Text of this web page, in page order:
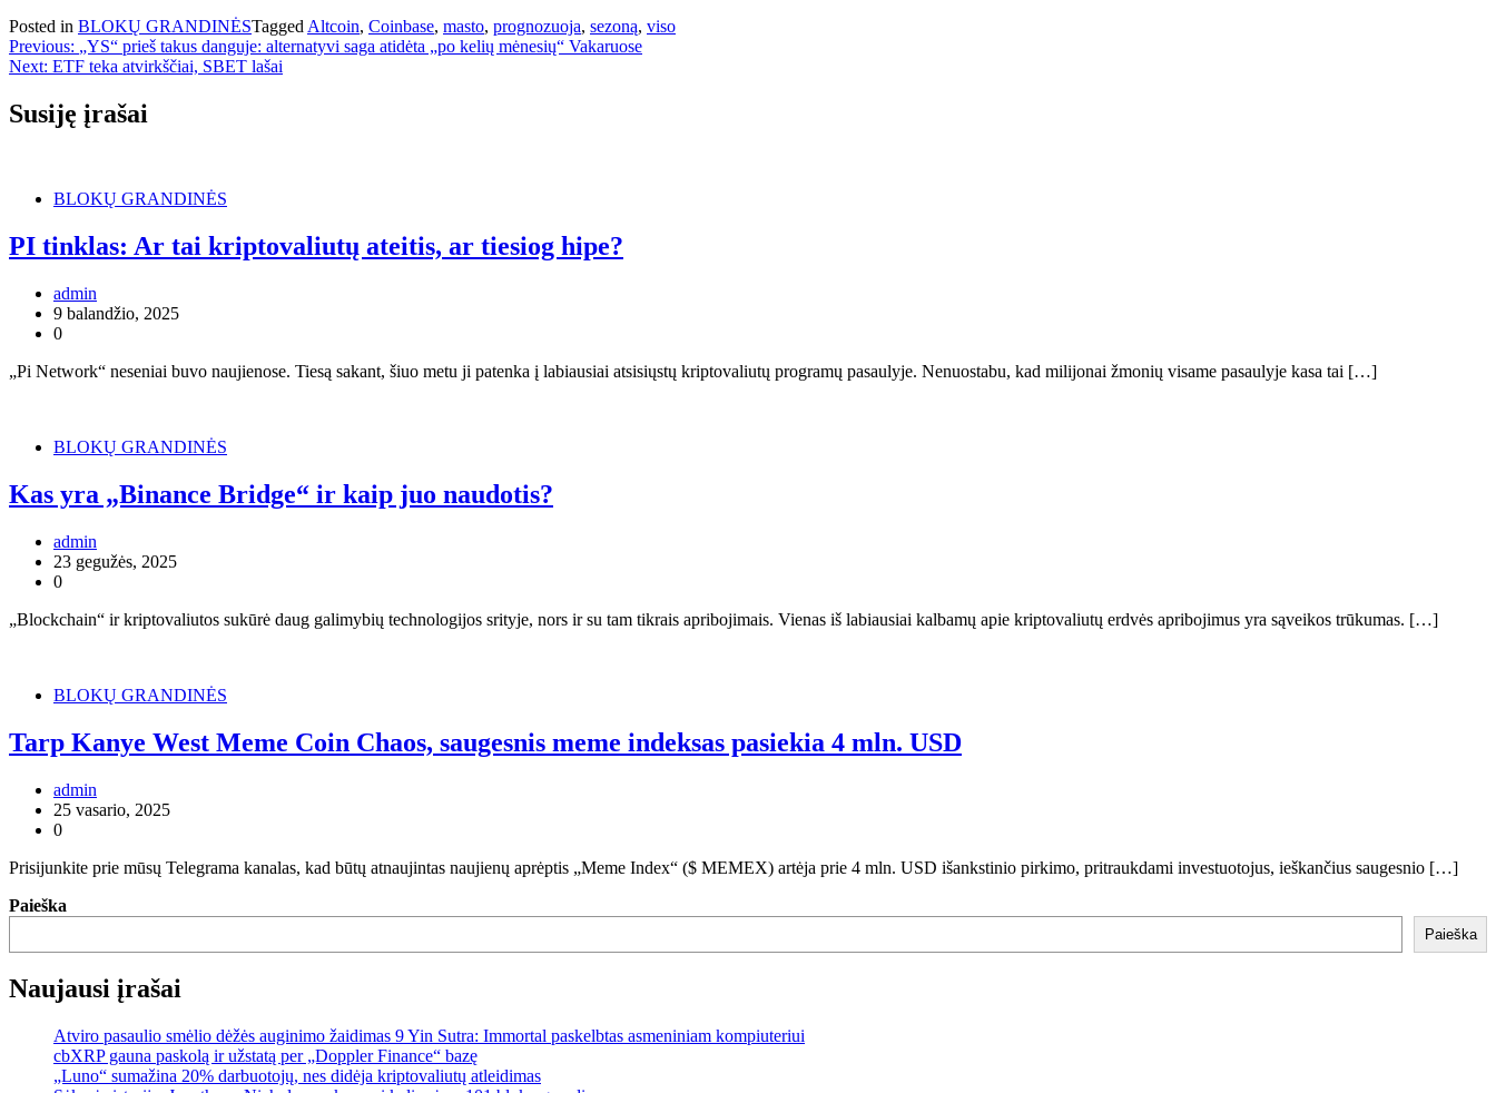
Posted in BLOKŲ GRANDINĖSTagged Altcoin, Coinbase, masto, prognozuoja, sezoną, viso
Navigacija
tarp
įrašų
Previous: „YS“ prieš takus danguje: alternatyvi saga atidėta „po kelių mėnesių“ Vakaruose
Next: ETF teka atvirkščiai, SBET lašai
Susiję įrašai
BLOKŲ GRANDINĖS
PI tinklas: Ar tai kriptovaliutų ateitis, ar tiesiog hipe?
admin
9 balandžio, 2025
0
„Pi Network“ neseniai buvo naujienose. Tiesą sakant, šiuo metu ji patenka į labiausiai atsisiųstų kriptovaliutų programų pasaulyje. Nenuostabu, kad milijonai žmonių visame pasaulyje kasa tai […]
BLOKŲ GRANDINĖS
Kas yra „Binance Bridge“ ir kaip juo naudotis?
admin
23 gegužės, 2025
0
„Blockchain“ ir kriptovaliutos sukūrė daug galimybių technologijos srityje, nors ir su tam tikrais apribojimais. Vienas iš labiausiai kalbamų apie kriptovaliutų erdvės apribojimus yra sąveikos trūkumas. […]
BLOKŲ GRANDINĖS
Tarp Kanye West Meme Coin Chaos, saugesnis meme indeksas pasiekia 4 mln. USD
admin
25 vasario, 2025
0
Prisijunkite prie mūsų Telegrama kanalas, kad būtų atnaujintas naujienų aprėptis „Meme Index“ ($ MEMEX) artėja prie 4 mln. USD išankstinio pirkimo, pritraukdami investuotojus, ieškančius saugesnio […]
Paieška
Paieška
Naujausi įrašai
Atviro pasaulio smėlio dėžės auginimo žaidimas 9 Yin Sutra: Immortal paskelbtas asmeniniam kompiuteriui
cbXRP gauna paskolą ir užstatą per „Doppler Finance“ bazę
„Luno“ sumažina 20% darbuotojų, nes didėja kriptovaliutų atleidimas